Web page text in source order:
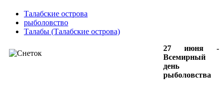
Талабские острова
рыболовство
Талабы (Талабские острова)
27 июня -
Всемирный
день
рыболовства